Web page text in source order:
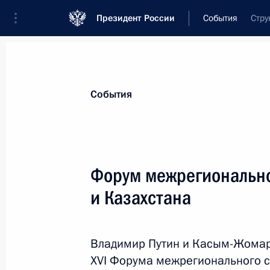
Президент России События
Новости
Послания Федеральному Собранию
Заявления по важнейшим вопросам
Речи и обращения
События
Форум
и Казахстана
Владимир Путин и Касым-
XVI Форума межрегионального